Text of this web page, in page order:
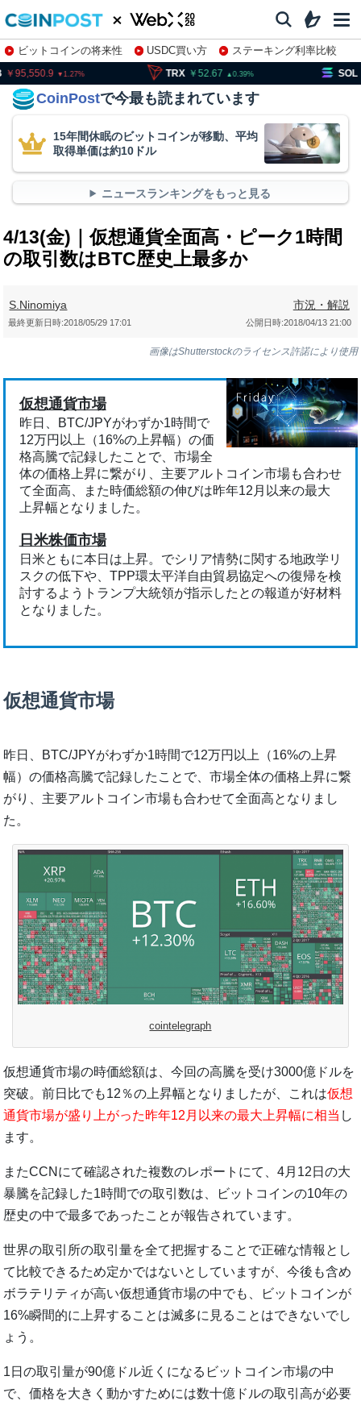
ビットコインの将来性 USDC買い方
ステーキング利率比較
株特集・関連銘柄
1.27 TRX 52.67 0.39 SOL
CoinPostで今最も読まれています
15年間休眠のビットコインが移動、平均
取得単価は約10ドル
ニュースランキングをもっと見る
4/13(金)｜仮想通貨全面高・ピーク1時間
の取引数はBTC歴史上最多か
S.Ninomiya 市況・解説
公開日時:2018/04/13 21:00
最終更新日時:2018/05/29 17:01
画像はShutterstockのライセンス許諾により使用
仮想通貨市場
昨日、BTC/JPYがわずか1時間で
12万円以上（16%の上昇幅）の価
格高騰で記録したことで、市場全
体の価格上昇に繋がり、主要アルトコイン市場も合わせ
て全面高、また時価総額の伸びは昨年12月以来の最大
上昇幅となりました。
日米株価市場
日米ともに本日は上昇。でシリア情勢に関する地政学リ
スクの低下や、TPP環太平洋自由貿易協定への復帰を検
討するようトランプ大統領が指示したとの報道が好材料
となりました。
仮想通貨市場
昨日、BTC/JPYがわずか1時間で12万円以上（16%の上昇
幅）の価格高騰で記録したことで、市場全体の価格上昇に繋
がり、主要アルトコイン市場も合わせて全面高となりまし
た。
cointelegraph
仮想通貨市場の時価総額は、今回の高騰を受け3000億ドルを
突破。前日比でも12％の上昇幅となりましたが、これは仮想
通貨市場が盛り上がった昨年12月以来の最大上昇幅に相当 し
ます。
またCCNにて確認された複数のレポートにて、4月12日の大
暴騰を記録した1時間での取引数は、ビットコインの10年の
歴史の中で最多であったことが報告されています。
世界の取引所の取引量を全て把握することで正確な情報とし
て比較できるため定かではないとしていますが、今後も含め
ボラテリティが高い仮想通貨市場の中でも、ビットコインが
16%瞬間的に上昇することは滅多に見ることはできないでし
ょう。
1日の取引量が90億ドル近くになるビットコイン市場の中
で、価格を大きく動かすためには数十億ドルの取引高が必要